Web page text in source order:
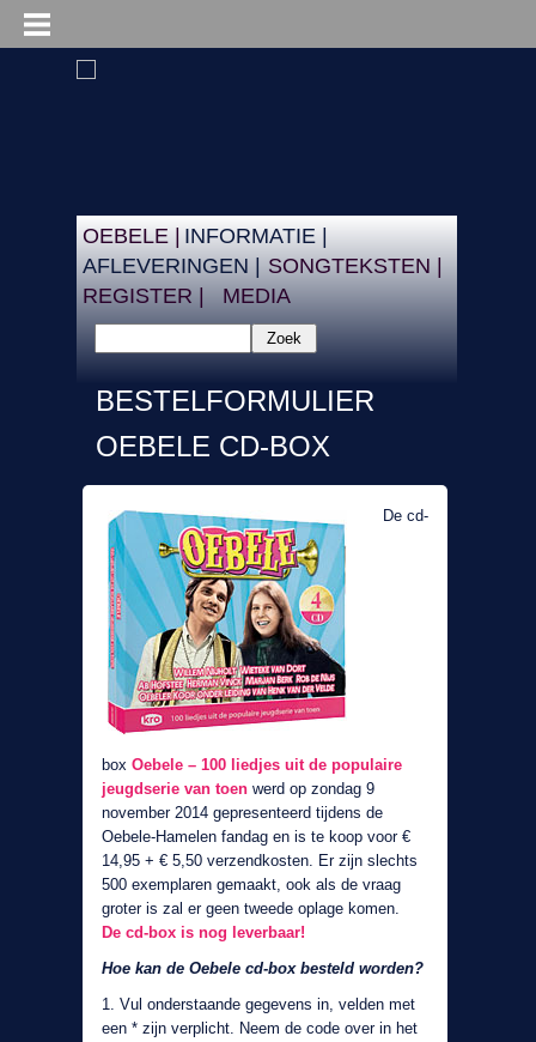
BESTELFORMULIER
OEBELE CD-BOX
De cd-
box Oebele – 100 liedjes uit de populaire
jeugdserie van toen werd op zondag 9
november 2014 gepresenteerd tijdens de
Oebele-Hamelen fandag en is te koop voor €
14,95 + € 5,50 verzendkosten. Er zijn slechts
500 exemplaren gemaakt, ook als de vraag
groter is zal er geen tweede oplage komen.
De cd-box is nog leverbaar!
Hoe kan de Oebele cd-box besteld worden?
1. Vul onderstaande gegevens in, velden met
een * zijn verplicht. Neem de code over in het
Zoek
REGISTER |
SONGTEKSTEN |
MEDIA
INFORMATIE |
AFLEVERINGEN |
OEBELE |